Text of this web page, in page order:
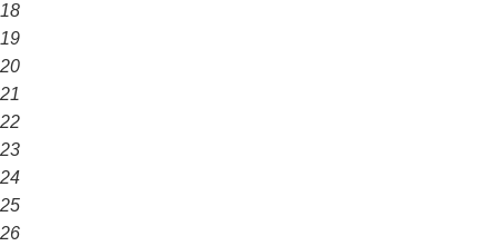
18
19
20
21
22
23
24
25
26